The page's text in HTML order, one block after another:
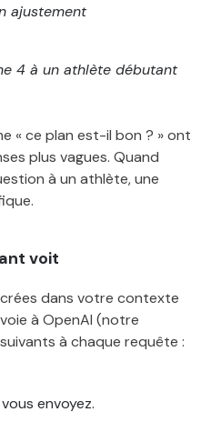
ajustement
4 à un athlète débutant
« ce plan est-il bon ? » ont
plus vagues. Quand
à un athlète, une
voit
dans votre contexte
à OpenAI (notre
à chaque requête :
envoyez.